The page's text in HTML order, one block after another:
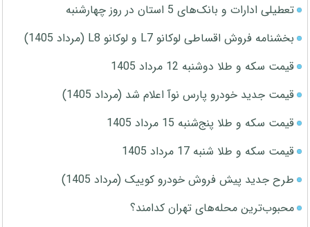
تعطیلی ادارات و بانک‌های 5 استان در روز چهارشنبه
بخشنامه فروش اقساطی لوکانو L7 و لوکانو L8 (مرداد 1405)
قیمت سکه و طلا دوشنبه 12 مرداد 1405
قیمت جدید خودرو پارس نوآ اعلام شد (مرداد 1405)
قیمت سکه و طلا پنج‌شنبه 15 مرداد 1405
قیمت سکه و طلا شنبه 17 مرداد 1405
طرح جدید پیش فروش خودرو کوییک (مرداد 1405)
محبوب‌ترین محله‌های تهران کدامند؟